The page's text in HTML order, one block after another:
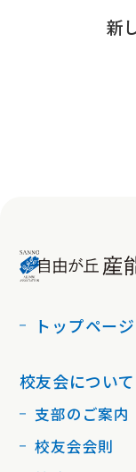
新
トップページ
校友会について
支部のご案内
校友会会則